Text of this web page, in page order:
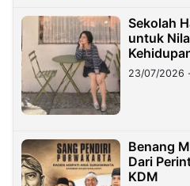
Sekolah
untuk
23/07/2026
Benang
Dari
KDM